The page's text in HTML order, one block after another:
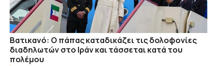
Βατικανό: Ο πάπας καταδικάζει τις δολοφονίες
διαδηλωτών στο Ιράν και τάσσεται κατά του
πολέμου